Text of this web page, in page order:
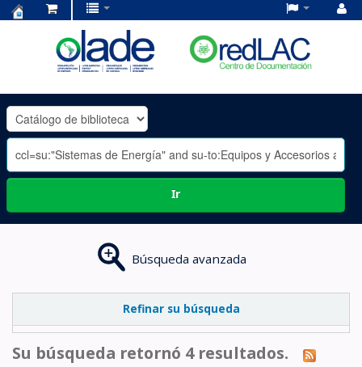
OLADE
-
Ir
Búsqueda avanzada
Refinar su búsqueda
Su búsqueda retornó 4 resultados.